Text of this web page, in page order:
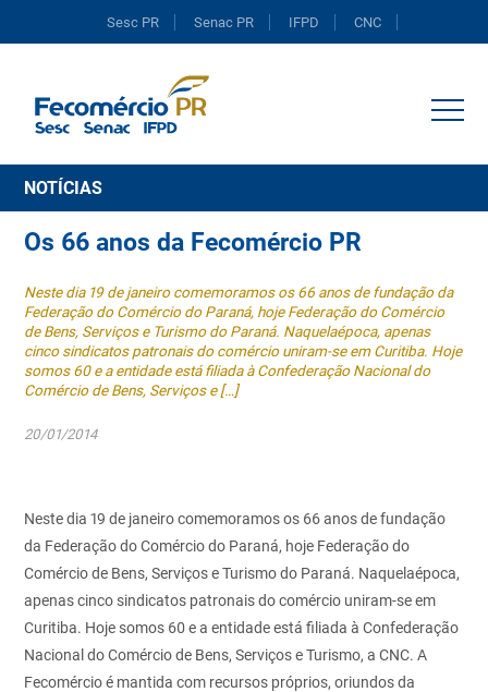
Sesc PR Senac PR IFPD CNC
NOTÍCIAS
Os 66 anos da Fecomércio PR
Neste dia 19 de janeiro comemoramos os 66 anos de fundação da
Federação do Comércio do Paraná, hoje Federação do Comércio
de Bens, Serviços e Turismo do Paraná. Naquelaépoca, apenas
cinco sindicatos patronais do comércio uniram-se em Curitiba. Hoje
somos 60 e a entidade está filiada à Confederação Nacional do
Comércio de Bens, Serviços e […]
20/01/2014
Neste dia 19 de janeiro comemoramos os 66 anos de fundação
da Federação do Comércio do Paraná, hoje Federação do
Comércio de Bens, Serviços e Turismo do Paraná. Naquelaépoca,
apenas cinco sindicatos patronais do comércio uniram-se em
Curitiba. Hoje somos 60 e a entidade está filiada à Confederação
Nacional do Comércio de Bens, Serviços e Turismo, a CNC. A
Fecomércio é mantida com recursos próprios, oriundos da